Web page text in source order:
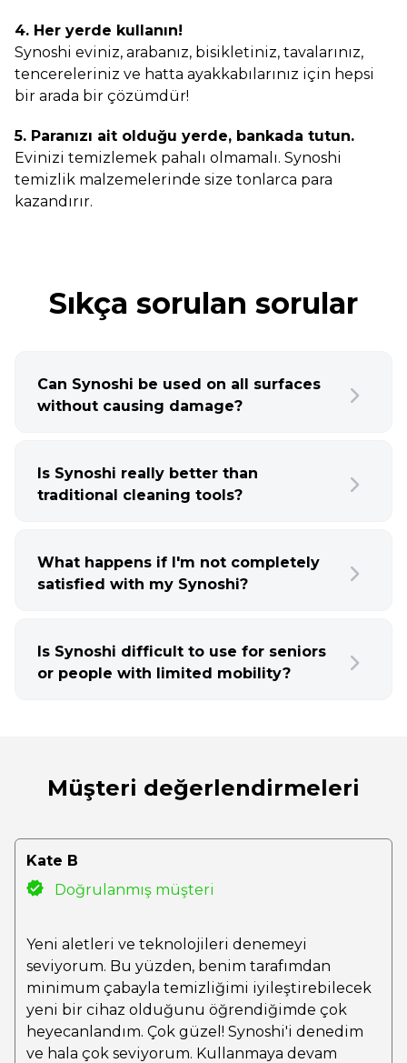
4. Her yerde kullanın!
Synoshi eviniz, arabanız, bisikletiniz, tavalarınız,
tencereleriniz ve hatta ayakkabılarınız için hepsi
bir arada bir çözümdür!
5. Paranızı ait olduğu yerde, bankada tutun.
Evinizi temizlemek pahalı olmamalı. Synoshi
temizlik malzemelerinde size tonlarca para
kazandırır.
Sıkça sorulan sorular
Can Synoshi be used on all surfaces
without causing damage?
Is Synoshi really better than
traditional cleaning tools?
What happens if I'm not completely
satisfied with my Synoshi?
Is Synoshi difficult to use for seniors
or people with limited mobility?
Müşteri değerlendirmeleri
Kate B
Doğrulanmış müşteri
Yeni aletleri ve teknolojileri denemeyi
seviyorum. Bu yüzden, benim tarafımdan
minimum çabayla temizliğimi iyileştirebilecek
yeni bir cihaz olduğunu öğrendiğimde çok
heyecanlandım. Çok güzel! Synoshi'i denedim
ve hala çok seviyorum. Kullanmaya devam